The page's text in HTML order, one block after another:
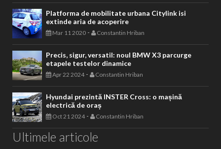
Platforma de mobilitate urbana Citylink isi
extinde aria de acoperire
Mar 11 2020 - Constantin Hriban
Precis, sigur, versatil: noul BMW X3 parcurge
etapele testelor dinamice
Apr 22 2024- Constantin Hriban
Hyundai prezintă INSTER Cross: o mașină
electrică de oraș
Oct 21 2024- Constantin Hriban
Ultimele articole